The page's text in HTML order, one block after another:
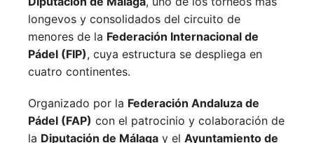
longevos y consolidados del circuito de
menores de la Federación Internacional de
Pádel (FIP), cuya estructura se despliega en
cuatro continentes.
Organizado por la Federación Andaluza de
Pádel (FAP) con el patrocinio y colaboración de
la Diputación de Málaga y el Ayuntamiento de